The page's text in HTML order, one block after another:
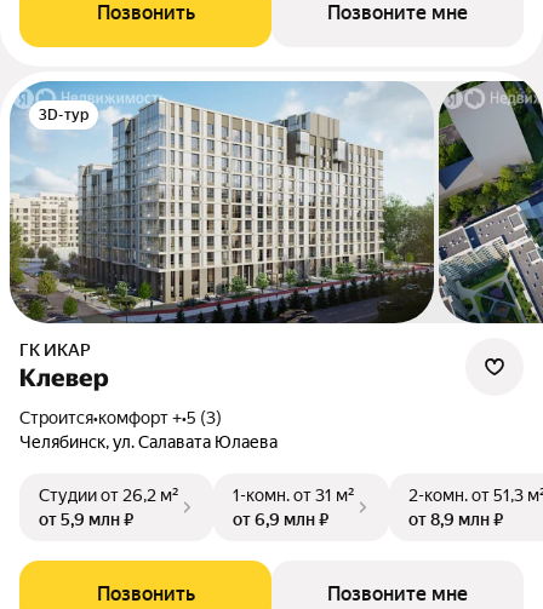
Позвонить Позвоните мне
3D-тур
ГК ИКАР
Клевер
Строится•комфорт +•5 (3)
Челябинск, ул. Салавата Юлаева
Студииот 26,2 м²
от 5,9 млн ₽
1-комн.от 31 м²
от 6,9 млн ₽
2-комн.от 51,3
от 8,9 млн ₽
Позвонить Позвоните мне